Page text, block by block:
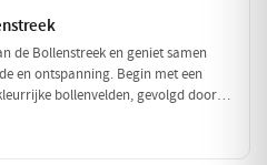
de Bollenstreek en geniet samen
en ontspanning. Begin met een
bollenvelden, gevolgd door
maar versterkt.